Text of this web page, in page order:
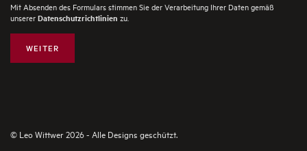
Mit Absenden des Formulars stimmen Sie der Verarbeitung Ihrer Daten gemäß
unsererDatenschutzrichtlinien zu.
WEITER
© Leo Wittwer 2026 - Alle Designs geschützt.